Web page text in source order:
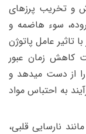
و تخریب پرزهای
سوء هاضمه و
تاثیر عامل پاتوژن
کاهش زمان عبور
از دست میدهد و
به احتباس مواد
نارسایی قلبی،